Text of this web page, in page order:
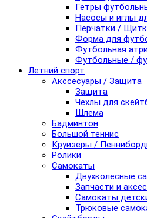
Гетры
Насосы и иглы
Перчатки /
Форма для
Футбольная
Футбольные /
Летний спорт
Акссесуары / Защита
Защита
Чехлы для
Шлема
Бадминтон
Большой теннис
Круизеры /
Ролики
Самокаты
Двухколесные
Запчасти и
Самокаты
Трюковые